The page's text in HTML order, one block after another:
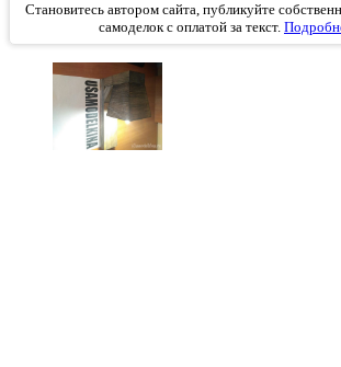
Становитесь автором сайта, публикуйте
самоделок с оплатой за текст.